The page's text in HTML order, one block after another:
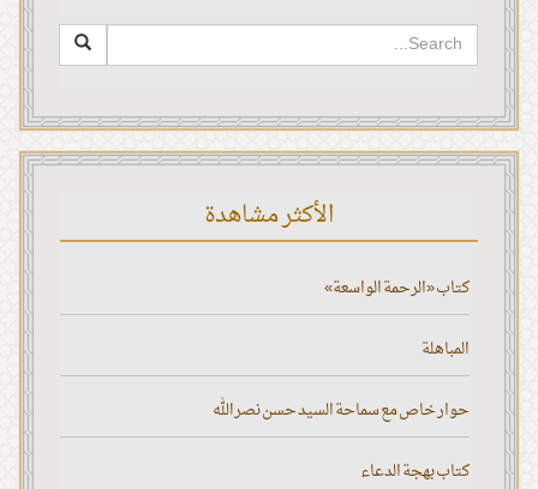
الأكثر مشاهدة
كتاب «الرحمة الواسعة»
المباهلة
حوار خاص مع سماحة السيد حسن نصر الله
كتاب بهجة الدعاء